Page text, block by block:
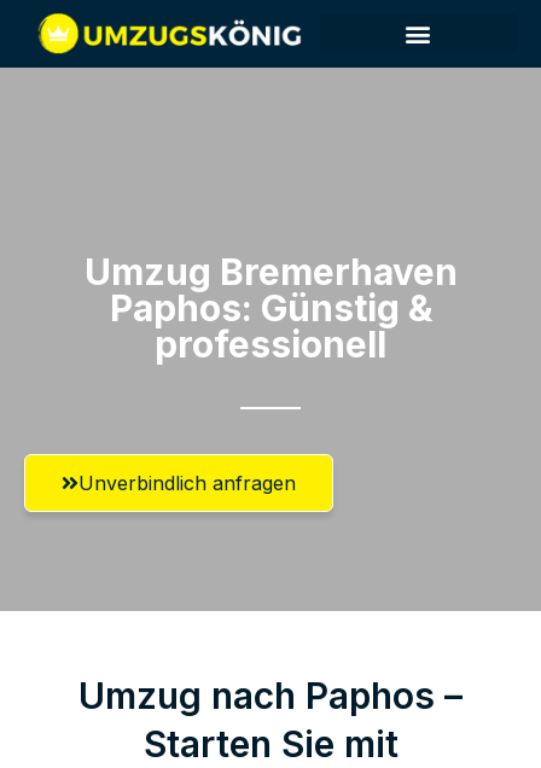
Umzug Bremerhaven​
Paphos: Günstig &
professionell​
Unverbindlich anfragen
Umzug nach Paphos –
Starten Sie mit